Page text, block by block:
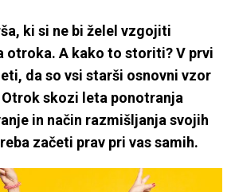
ki si ne bi želel vzgojiti
otroka. A kako to storiti? V prvi
da so vsi starši osnovni vzor
skozi leta ponotranja
in način razmišljanja svojih
začeti prav pri vas samih.